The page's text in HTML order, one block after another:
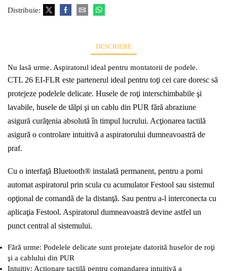
Distribuie:
DESCRIERE
Nu lasă urme. Aspiratorul ideal pentru montatorii de podele.
CTL 26 EI-FLR este partenerul ideal pentru toţi cei care doresc să
protejeze podelele delicate. Husele de roţi interschimbabile şi
lavabile, husele de tălpi şi un cablu din PUR fără abraziune
asigură curăţenia absolută în timpul lucrului. Acţionarea tactilă
asigură o controlare intuitivă a aspiratorului dumneavoastră de
praf.
Cu o interfaţă Bluetooth® instalată permanent, pentru a porni
automat aspiratorul prin scula cu acumulator Festool sau sistemul
opţional de comandă de la distanţă. Sau pentru a-l interconecta cu
aplicaţia Festool. Aspiratorul dumneavoastră devine astfel un
punct central al sistemului.
Fără urme: Podelele delicate sunt protejate datorită huselor de roţi
şi a cablului din PUR
Intuitiv: Acţionare tactilă pentru comandarea intuitivă a